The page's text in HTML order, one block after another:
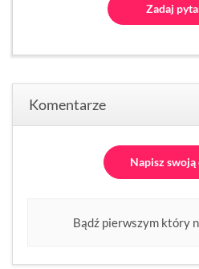
Zadaj
Komentarze
Napisz
Bądź pierwszym który